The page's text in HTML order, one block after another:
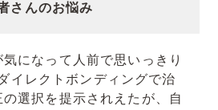
さんのお悩み
になって人前で思いっきり
イレクトボンディングで治
選択を提示されえたが、自